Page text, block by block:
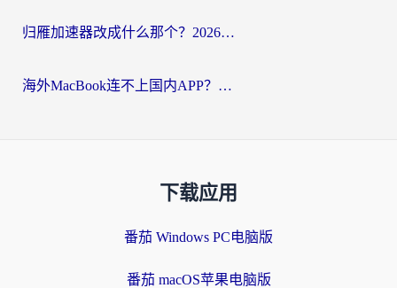
归雁加速器改成什么那个？2026海外党回国加速全攻略：告别地区限制，轻松刷剧玩游戏
海外MacBook连不上国内APP？选对回国VPN，告别地区限制的烦恼
下载应用
番茄 Windows PC电脑版
番茄 macOS苹果电脑版